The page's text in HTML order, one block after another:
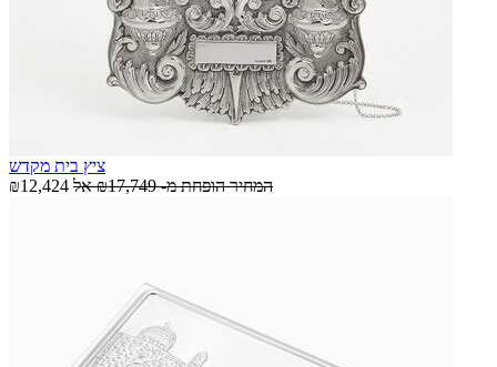
ציץ בית מקדש
₪12,424
המחיר הופחת מ-₪17,749 אל